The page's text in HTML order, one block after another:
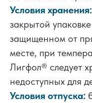
Условия хранения:
закрытой
защищенном от
месте, при
Лигфол® следует
недоступных для
Условия отпуска: